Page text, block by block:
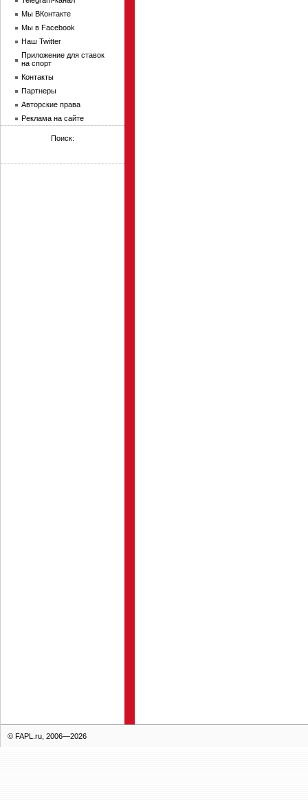
Мы ВКонтакте
Мы в Facebook
Наш Twitter
Приложение для ставок
на спорт
Контакты
Партнеры
Авторские права
Реклама на сайте
Поиск:
© FAPL.ru, 2006—2026